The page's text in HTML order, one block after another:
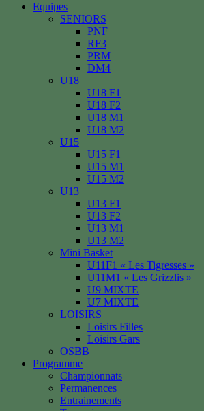
Equipes
SENIORS
PNF
RF3
PRM
DM4
U18
U18 F1
U18 F2
U18 M1
U18 M2
U15
U15 F1
U15 M1
U15 M2
U13
U13 F1
U13 F2
U13 M1
U13 M2
Mini Basket
U11F1 « Les Tigresses »
U11M1 « Les Grizzlis »
U9 MIXTE
U7 MIXTE
LOISIRS
Loisirs Filles
Loisirs Gars
OSBB
Programme
Championnats
Permanences
Entrainements